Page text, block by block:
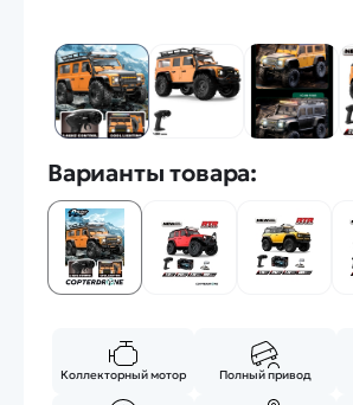
Варианты товара:
Коллекторный мотор Полный привод